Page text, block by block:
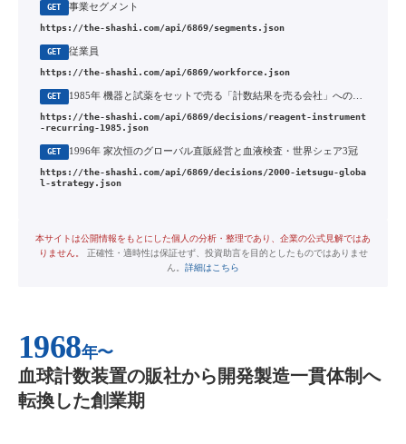
GET 事業セグメント
https://the-shashi.com/api/6869/segments.json
GET 従業員
https://the-shashi.com/api/6869/workforce.json
GET 1985年 機器と試薬をセットで売る「計数結果を売る会社」への業態設計
https://the-shashi.com/api/6869/decisions/reagent-instrument
-recurring-1985.json
GET 1996年 家次恒のグローバル直販経営と血液検査・世界シェア3冠
https://the-shashi.com/api/6869/decisions/2000-ietsugu-globa
l-strategy.json
本サイトは公開情報をもとにした個人の分析・整理であり、企業の公式見解ではあ
りません。
正確性・適時性は保証せず、投資助言を目的としたものではありませ
ん。 詳細はこちら
1968年〜
血球計数装置の販社から開発製造一貫体制へ
転換した創業期